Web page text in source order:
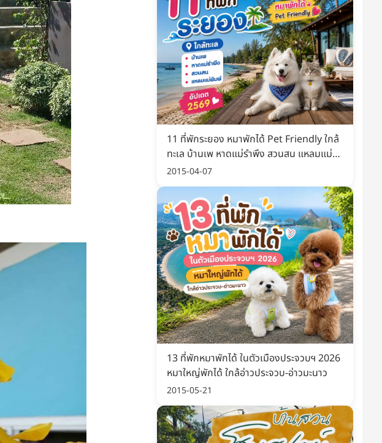
11 ที่พักระยอง หมาพักได้ Pet Friendly ใกล้
ทะเล บ้านเพ หาดแม่รำพึง สวนสน แหลมแม่
พิมพ์ อัปเดต 2569
2015-04-07
13 ที่พักหมาพักได้ ในตัวเมืองประจวบฯ 2026
หมาใหญ่พักได้ ใกล้อ่าวประจวบ-อ่าวมะนาว
2015-05-21